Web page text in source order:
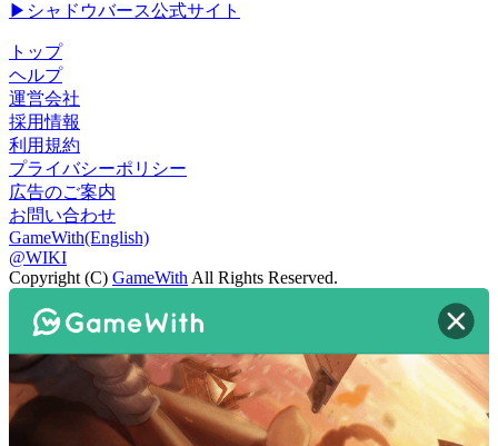
▶シャドウバース公式サイト
トップ
ヘルプ
運営会社
採用情報
利用規約
プライバシーポリシー
広告のご案内
お問い合わせ
GameWith(English)
@WIKI
Copyright (C) GameWith All Rights Reserved.